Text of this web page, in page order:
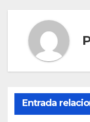
Entrada